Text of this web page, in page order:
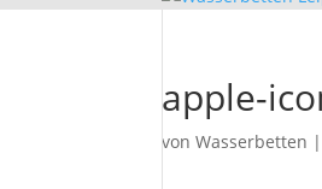
apple-
vonWasserbetten |